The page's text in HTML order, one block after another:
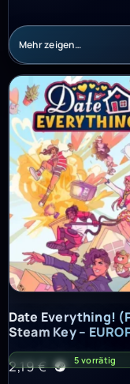
Mehr zeigen…
Date Everything! (PC)
Date Everything!
Steam Key –
2,19€ 5 vorrätig